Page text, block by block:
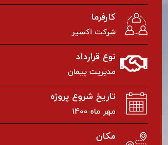
کارفرما
شرکت اکسیر
نوع قرارداد
مدیریت پیمان
تاریخ شروع پروژه
مهر ماه ۱۴۰۰
مکان